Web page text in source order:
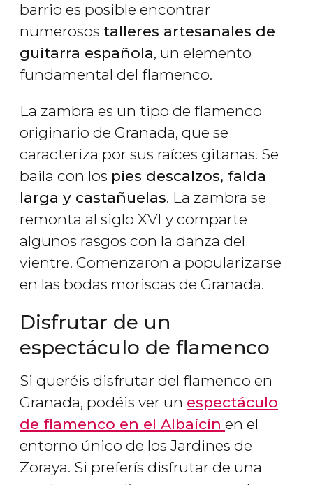
barrio es posible encontrar
numerosos talleres artesanales de
guitarra española, un elemento
fundamental del flamenco.
La zambra es un tipo de flamenco
originario de Granada, que se
caracteriza por sus raíces gitanas. Se
baila con los pies descalzos, falda
larga y castañuelas. La zambra se
remonta al siglo XVI y comparte
algunos rasgos con la danza del
vientre. Comenzaron a popularizarse
en las bodas moriscas de Granada.
Disfrutar de un
espectáculo de flamenco
Si queréis disfrutar del flamenco en
Granada, podéis ver un espectáculo
de flamenco en el Albaicín en el
entorno único de los Jardines de
Zoraya. Si preferís disfrutar de una